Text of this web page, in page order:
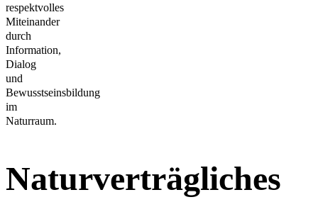
respektvolles
Miteinander
durch
Information,
Dialog
und
Bewusstseinsbildung
im
Naturraum.
Naturverträgliches